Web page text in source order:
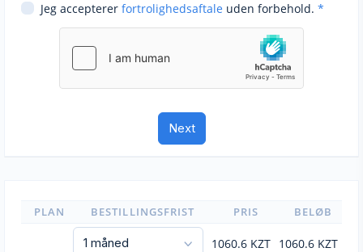
Jeg accepterer fortrolighedsaftale uden forbehold. *
PLAN BESTILLINGSFRIST PRIS BELØB
1060.6 KZT 1060.6 KZT